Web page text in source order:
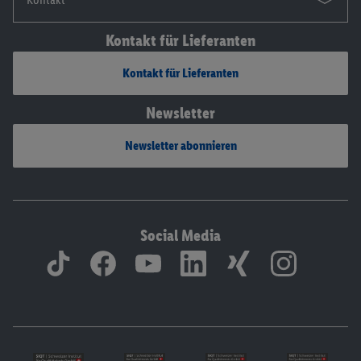
Kontakt für Lieferanten
Kontakt für Lieferanten
Newsletter
Newsletter abonnieren
Social Media